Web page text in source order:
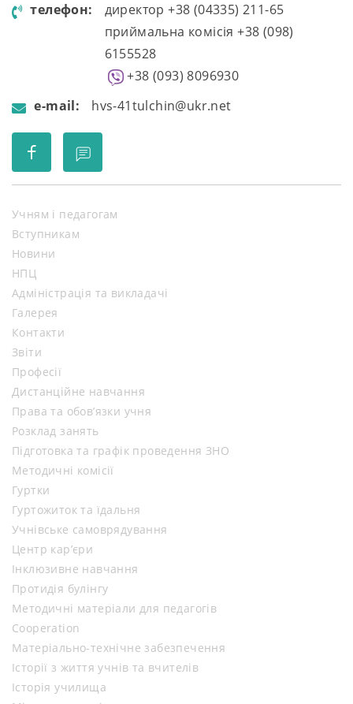
телефон:
директор +38 (04335) 211-65
приймальна комісія +38 (098)
6155528
+38 (093) 8096930
e-mail:
hvs-41tulchin@ukr.net
Учням і педагогам
Вступникам
Новини
НПЦ
Адміністрація та викладачі
Галерея
Контакти
Звіти
Професії
Дистанційне навчання
Права та обов’язки учня
Розклад занять
Підготовка та графік проведення ЗНО
Методичні комісії
Гуртки
Гуртожиток та їдальня
Учнівське самоврядування
Центр кар’єри
Інклюзивне навчання
Протидія булінгу
Методичні матеріали для педагогів
Cooperation
Матеріально-технічне забезпечення
Історії з життя учнів та вчителів
Історія училища